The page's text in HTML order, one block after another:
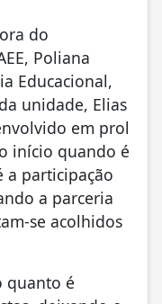
do
Poliana
Educacional,
unidade, Elias
em prol
início quando é
a participação
a parceria
se acolhidos
quanto é